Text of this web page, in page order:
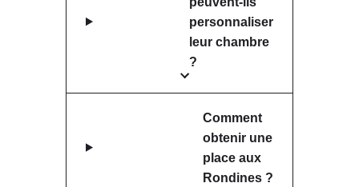
personnaliser
leur chambre
?
Comment
obtenir une
place aux
Rondines ?